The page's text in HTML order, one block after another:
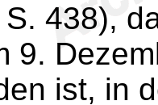
438),
9.
ist, in